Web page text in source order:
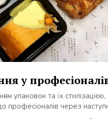
у
упаковок та їх
професіоналів через